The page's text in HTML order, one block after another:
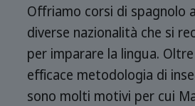
Offriamo corsi di spagnolo
diverse nazionalità che si
per imparare la lingua.
efficace metodologia di
sono molti motivi per cui